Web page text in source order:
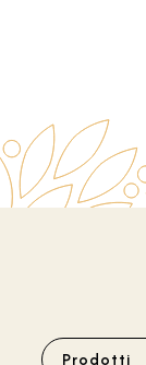
Prodotti